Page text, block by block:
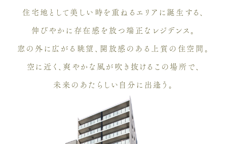
住宅地として美しい時を重ねるエリアに誕生する、
伸びやかに存在感を放つ端正なレジデンス。
窓の外に広がる眺望、開放感のある上質の住空間。
空に近く、爽やかな風が吹き抜けるこの場所で、
未来のあたらしい自分に出逢う。